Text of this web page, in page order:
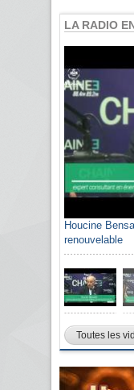
LA RADIO
Houcine
renouvelable
Sami Agli,
algérienne du
Toutes les